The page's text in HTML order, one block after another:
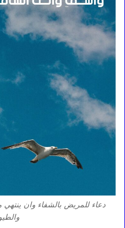
دعاء للمريض بالشفاء وان